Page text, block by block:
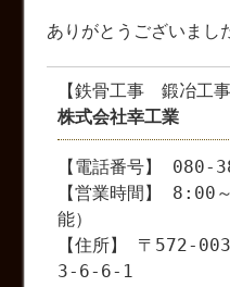
ありがとうございまし
【鉄骨工事 鍛冶工
株式会社幸工業
【電話番号】 080-
【営業時間】 8:00
能）
【住所】 〒572-
3-6-6-1